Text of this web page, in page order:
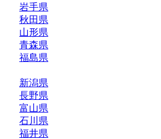
岩手県
秋田県
山形県
青森県
福島県
新潟県
長野県
富山県
石川県
福井県